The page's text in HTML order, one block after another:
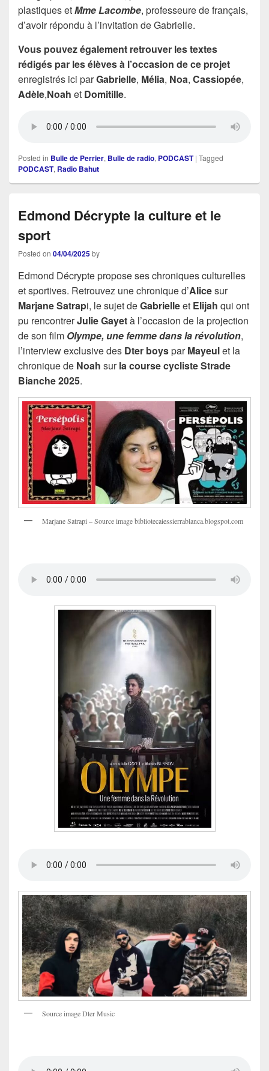
plastiques etMme Lacombe, professeure de français,
d’avoir répondu à l’invitation de Gabrielle.
Vous pouvez également retrouver les textes
rédigés par les élèves à l’occasion de ce projet
enregistrés ici parGabrielle, Mélia, Noa, Cassiopée,
Adèle,Noah et Domitille.
Posted in Bulle de Perrier, Bulle de radio, PODCAST | Tagged
PODCAST, Radio Bahut
Edmond Décrypte la culture et le
sport
Posted on 04/04/2025by
Edmond Décrypte propose ses chroniques culturelles
et sportives. Retrouvez une chronique d’Alicesur
Marjane Satrapi, le sujet deGabrielleet Elijah qui ont
pu rencontrerJulie Gayetà l’occasion de la projection
de son film Olympe, une femme dans la révolution,
l’interview exclusive des Dter boysparMayeulet la
chronique de Noah surla course cycliste Strade
Bianche 2025.
Marjane Satrapi – Source image bibliotecaiessierrablanca.blogspot.com
Source image Dter Music